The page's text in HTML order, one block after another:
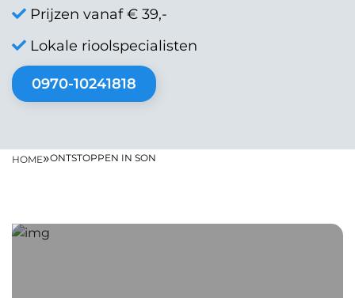
Prijzen vanaf € 39,-
Lokale rioolspecialisten
0970-10241818
HOME»ONTSTOPPEN IN SON